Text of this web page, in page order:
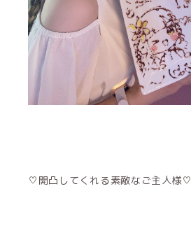
♡開凸してくれる素敵なご主人様♡